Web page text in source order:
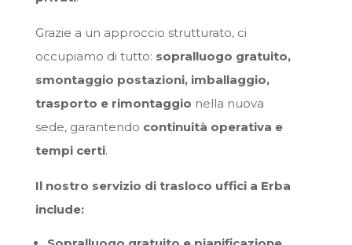
Grazie a un approccio strutturato, ci
occupiamo di tutto: sopralluogo gratuito,
smontaggio postazioni, imballaggio,
trasporto e rimontaggio nella nuova
sede, garantendo continuità operativa e
tempi certi.
Il nostro servizio di trasloco uffici a Erba
include: